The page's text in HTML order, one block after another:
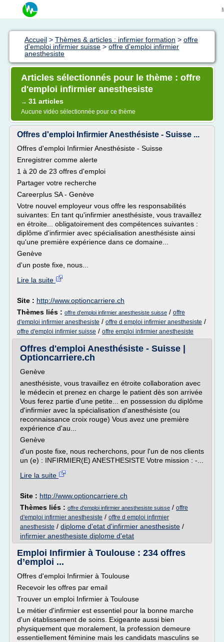
Accueil > Thèmes & articles : infirmier formation > offre
d'emploi infirmier suisse > offre d'emploi infirmier
anesthesiste
Articles sélectionnés pour le thème : offre
d'emploi infirmier anesthesiste
→ 31 articles
Aucune vidéo sélectionnée pour ce thème
Offres d'emploi Infirmier Anesthésiste - Suisse ...
Offres d'emploi Infirmier Anesthésiste - Suisse
Enregistrer comme alerte
1 à 20 de 23 offres d'emploi
Partager votre recherche
Careerplus SA - Genève
Votre nouvel employeur vous offre les responsabilités
suivantes: En tant qu'infirmier anesthésiste, vous travaillez
en étroite... obligatoirement des compétences suivantes :
diplôme d'infirmier avec spécialisation anesthésiste ainsi
qu'une première expérience dans ce domaine...
Genève
d'un poste fixe, nous...
Lire la suite
Site : http://www.optioncarriere.ch
Thèmes liés : offre d'emploi infirmier anesthesiste suisse / offre
d'emploi infirmier anesthesiste / offre d emploi infirmier anesthesiste /
offre d'emploi infirmier suisse / offre emploi infirmier anesthesiste
Offres d'emploi Anesthésiste - Suisse |
Optioncarriere.ch
Genève
anesthésiste, vous travaillez en étroite collaboration avec
le médecin et prenez en charge le patient dès son arrivée
Vous ferez partie d'une petite... en possession du diplôme
d'infirmier avec la spécialisation d'anesthésiste (ou
reconnaissance croix rouge) Vous avez une première
expérience d'au...
Genève
d'un poste fixe, nous recherchons, pour l'un de nos clients
un (e) : INFIRMIER(E) ANESTHESISTE Votre mission : -...
Lire la suite
Site : http://www.optioncarriere.ch
Thèmes liés : offre d'emploi infirmier anesthesiste suisse / offre
d'emploi infirmier anesthesiste / offre d emploi infirmier
anesthesiste / diplome d'etat d'infirmier anesthesiste /
infirmier anesthesiste diplome d'etat
Emploi Infirmier à Toulouse : 234 offres
d’emploi ...
Offres d'emploi Infirmier à Toulouse
Recevoir les offres par email
Trouver un emploi Infirmier à Toulouse
Le métier d'infirmier est essentiel pour la bonne marche
d'un établissement de soins. Exigeante aussi bien
physiquement que moralement, la profession demeure
essentiellement féminine mais les candidats masculins se